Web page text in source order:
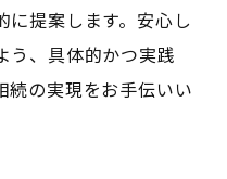
提案します。安心し
う、具体的かつ実践
続の実現をお手伝いい